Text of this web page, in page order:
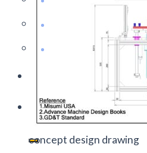
การพัฒนาตนเอง (Self-
Search
concept design drawing